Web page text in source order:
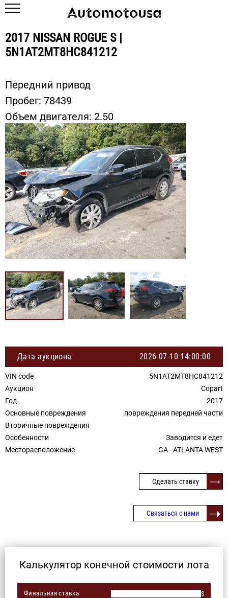
2017 NISSAN ROGUE S |
5N1AT2MT8HC841212
Передний привод
Пробег: 78439
Объем двигателя: 2.50
Дата аукциона 2026-07-10 14:00:00
VIN code
5N1AT2MT8HC841212
Аукцион
Copart
Год
2017
Основные повреждения
повреждения передней части
Вторичные повреждения
Особенности
Заводится и едет
Месторасположение
GA - ATLANTA WEST
Сделать ставку
Связаться с нами
Калькулятор конечной стоимости лота
Финальная ставка $